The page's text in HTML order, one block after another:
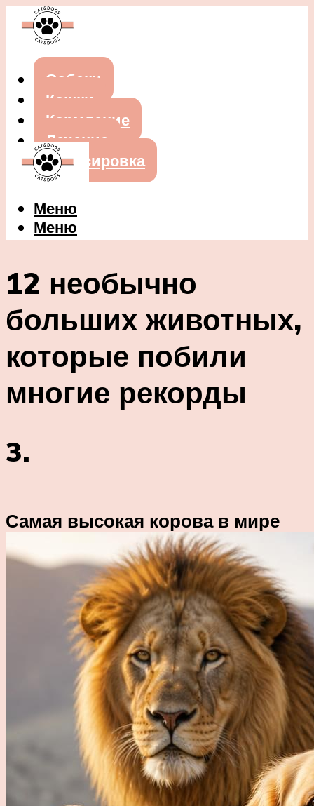
Собаки
Кошки
Кормление
Лечение
Дрессировка
Меню
Меню
12 необычно
больших животных,
которые побили
многие рекорды
3.
Самая высокая корова в мире